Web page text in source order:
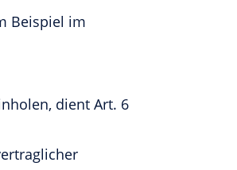
Beispiel im
dient Art. 6